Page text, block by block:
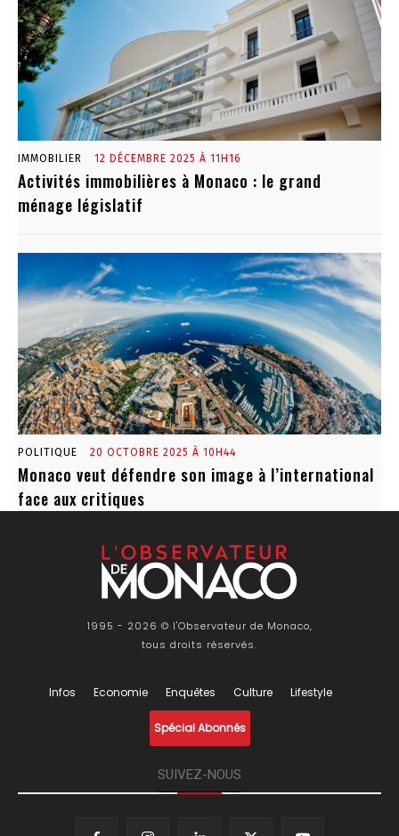
IMMOBILIER 12 DÉCEMBRE 2025 À 11H16
Activités immobilières à Monaco : le grand
ménage législatif
POLITIQUE 20 OCTOBRE 2025 À 10H44
Monaco veut défendre son image à l’international
face aux critiques
1995 - 2026 © l'Observateur de Monaco,
tous droits réservés.
Infos Economie Enquêtes Culture Lifestyle
Spécial Abonnés
SUIVEZ-NOUS